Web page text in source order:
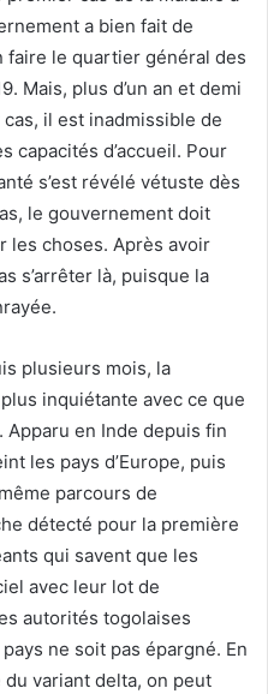
a bien fait de
faire le quartier général des
Mais, plus d’un an et demi
il est inadmissible de
capacités d’accueil. Pour
s’est révélé vétuste dès
le gouvernement doit
les choses. Après avoir
s’arrêter là, puisque la
plusieurs mois, la
inquiétante avec ce que
Apparu en Inde depuis fin
les pays d’Europe, puis
parcours de
détecté pour la première
qui savent que les
avec leur lot de
autorités togolaises
ne soit pas épargné. En
variant delta, on peut